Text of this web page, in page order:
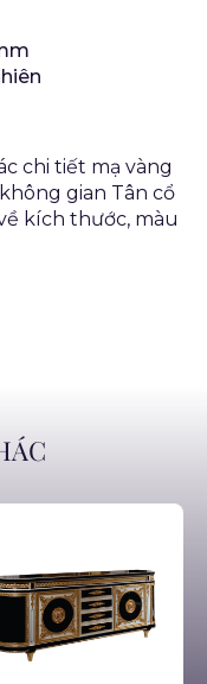
chi tiết mạ vàng
gian Tân cổ
kích thước, màu